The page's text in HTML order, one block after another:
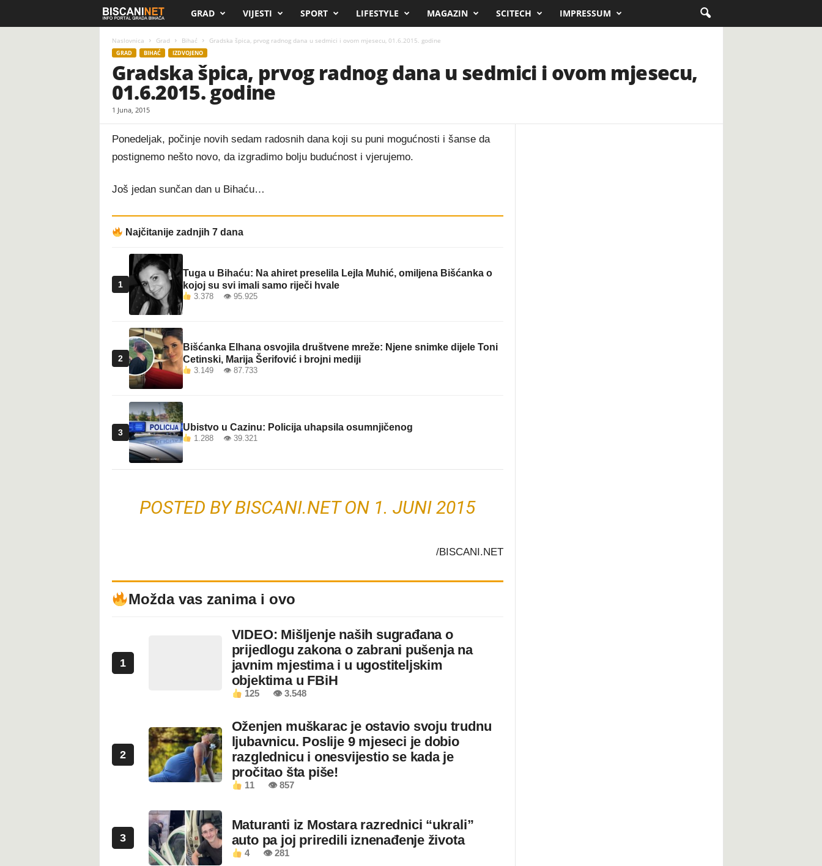
i
c
n
e
t
GRAD VIJESTI SPORT LIFESTYLE MAGAZIN SCITECH IMPRESSUM
Naslovnica Grad Bihać Gradska špica, prvog radnog dana u sedmici i ovom mjesecu, 01.6.2015. godine
GRAD BIHAĆ IZDVOJENO
Gradska špica, prvog radnog dana u sedmici i ovom mjesecu,
01.6.2015. godine
1 Juna, 2015
Ponedeljak, počinje novih sedam radosnih dana koji su puni mogućnosti i šanse da
postignemo nešto novo, da izgradimo bolju budućnost i vjerujemo.
Još jedan sunčan dan u Bihaću…
Najčitanije zadnjih 7 dana
1
Tuga u Bihaću: Na ahiret preselila Lejla Muhić, omiljena Bišćanka o
kojoj su svi imali samo riječi hvale
3.378 👁 95.925
2
Bišćanka Elhana osvojila društvene mreže: Njene snimke dijele Toni
Cetinski, Marija Šerifović i brojni mediji
3.149 👁 87.733
3 Ubistvo u Cazinu: Policija uhapsila osumnjičenog
1.288 👁 39.321
POSTED BYBISCANI.NETON 1. JUNI 2015
/BISCANI.NET
Možda vas zanima i ovo
1
VIDEO: Mišljenje naših sugrađana o
prijedlogu zakona o zabrani pušenja na
javnim mjestima i u ugostiteljskim
objektima u FBiH
125 👁 3.548
2
Oženjen muškarac je ostavio svoju trudnu
ljubavnicu. Poslije 9 mjeseci je dobio
razglednicu i onesvijestio se kada je
pročitao šta piše!
11 👁 857
3
Maturanti iz Mostara razrednici “ukrali”
auto pa joj priredili iznenađenje života
4 👁 281